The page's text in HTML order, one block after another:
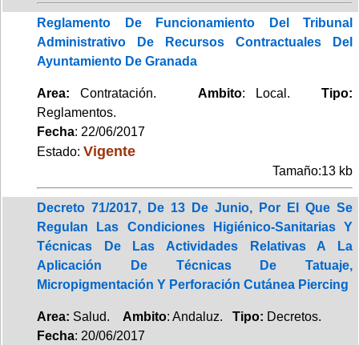
Reglamento De Funcionamiento Del Tribunal
Administrativo De Recursos Contractuales Del
Ayuntamiento De Granada
Area: Contratación. Ambito: Local. Tipo:
Reglamentos.
Fecha: 22/06/2017
Estado: Vigente
Tamaño:13 kb
Decreto 71/2017, De 13 De Junio, Por El Que Se
Regulan Las Condiciones Higiénico-Sanitarias Y
Técnicas De Las Actividades Relativas A La
Aplicación De Técnicas De Tatuaje,
Micropigmentación Y Perforación Cutánea Piercing
Area: Salud. Ambito: Andaluz. Tipo: Decretos.
Fecha: 20/06/2017